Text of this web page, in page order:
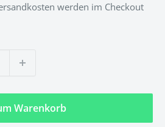
werden im Checkout
Warenkorb